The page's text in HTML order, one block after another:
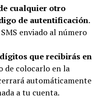
cualquier otro
de autentificación.
enviado al número
que recibirás en
de colocarlo en la
automáticamente
a tu cuenta.